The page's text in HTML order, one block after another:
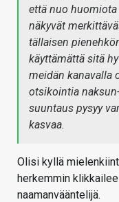
että nuo
näkyvät
tällaisen
käyttämättä sitä
meidän kanavalla
otsikointia
suuntaus pysyy
kasvaa.
Olisi kyllä
herkemmin
naamanvääntelijä.